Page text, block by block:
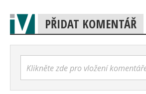
PŘIDAT KOMENTÁŘ
Klikněte zde pro vložení